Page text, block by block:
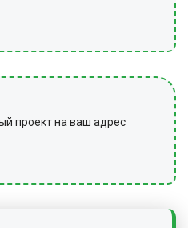
проект на ваш адрес